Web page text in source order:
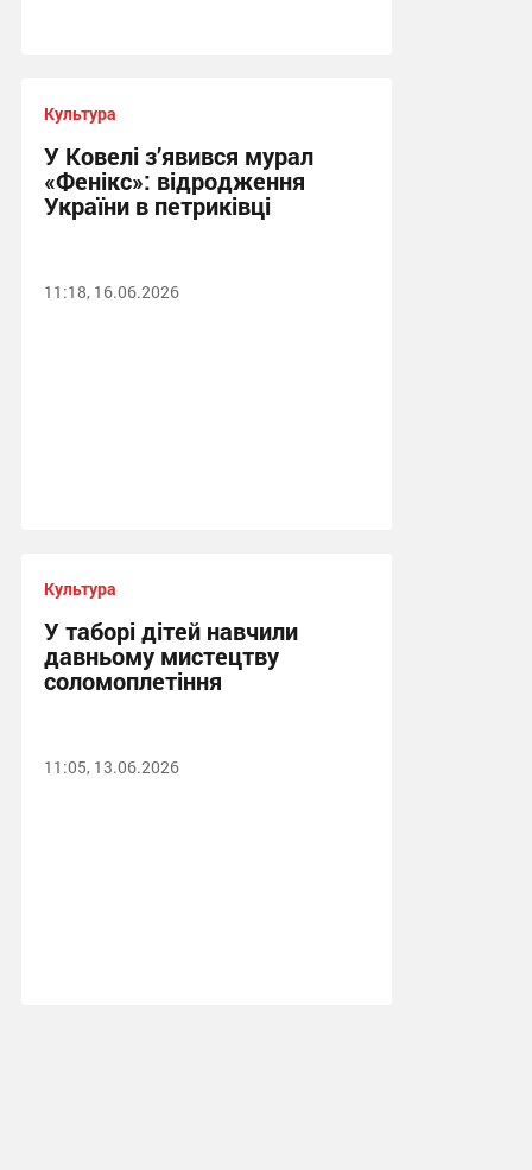
Культура
У Ковелі з’явився мурал
«Фенікс»: відродження
України в петриківці
11:18, 16.06.2026
Культура
У таборі дітей навчили
давньому мистецтву
соломоплетіння
11:05, 13.06.2026